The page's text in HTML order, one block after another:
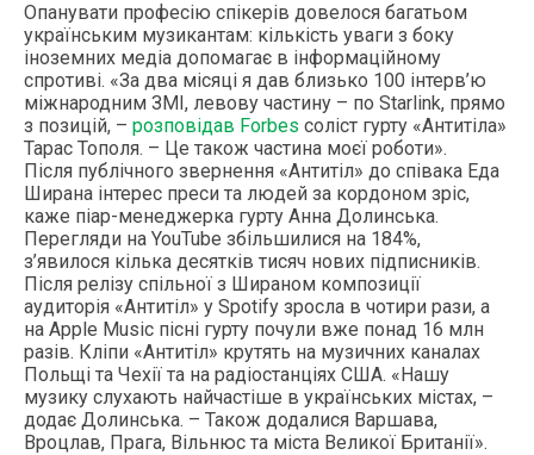
Опанувати професію спікерів довелося багатьом
українським музикантам: кількість уваги з боку
іноземних медіа допомагає в інформаційному
спротиві. «За два місяці я дав близько 100 інтерв’ю
міжнародним ЗМІ, левову частину – по Starlink, прямо
з позицій, – розповідав Forbes соліст гурту «Антитіла»
Тарас Тополя. – Це також частина моєї роботи».
Після публічного звернення «Антитіл» до співака Еда
Ширана інтерес преси та людей за кордоном зріс,
каже піар-менеджерка гурту Анна Долинська.
Перегляди на YouTube збільшилися на 184%,
з’явилося кілька десятків тисяч нових підписників.
Після релізу спільної з Шираном композиції
аудиторія «Антитіл» у Spotify зросла в чотири рази, а
на Apple Music пісні гурту почули вже понад 16 млн
разів. Кліпи «Антитіл» крутять на музичних каналах
Польщі та Чехії та на радіостанціях США. «Нашу
музику слухають найчастіше в українських містах, –
додає Долинська. – Також додалися Варшава,
Вроцлав, Прага, Вільнюс та міста Великої Британії».